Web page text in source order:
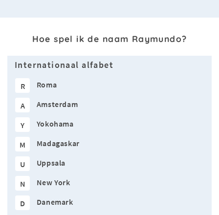
Hoe spel ik de naam Raymundo?
Internationaal alfabet
R Roma
A Amsterdam
Y Yokohama
M Madagaskar
U Uppsala
N New York
D Danemark